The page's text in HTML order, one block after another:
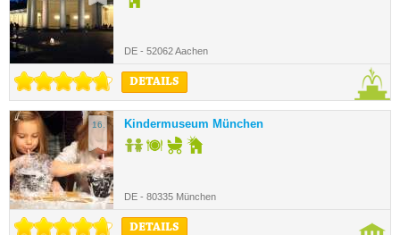
DE - 52062 Aachen
DETAILS
16. Kindermuseum München
DE - 80335 München
DETAILS